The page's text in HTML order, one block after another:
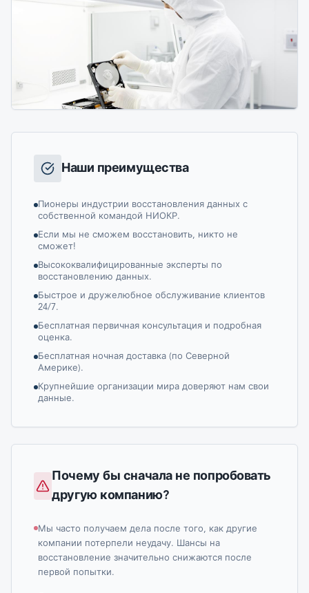
Наши преимущества
Пионеры индустрии восстановления данных с
собственной командой НИОКР.
Если мы не сможем восстановить, никто не
сможет!
Высококвалифицированные эксперты по
восстановлению данных.
Быстрое и дружелюбное обслуживание клиентов
24/7.
Бесплатная первичная консультация и подробная
оценка.
Бесплатная ночная доставка (по Северной
Америке).
Крупнейшие организации мира доверяют нам свои
данные.
Почему бы сначала не попробовать
другую компанию?
Мы часто получаем дела после того, как другие
компании потерпели неудачу. Шансы на
восстановление значительно снижаются после
первой попытки.